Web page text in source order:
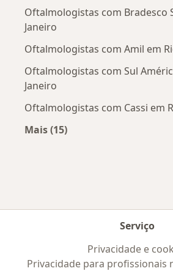
Oftalmologistas com Bradesco
Janeiro
Oftalmologistas com Amil em
Oftalmologistas com Sul
Janeiro
Oftalmologistas com Cassi em
Mais (15)
Serviço
Privacidade e
Privacidade para profissionais